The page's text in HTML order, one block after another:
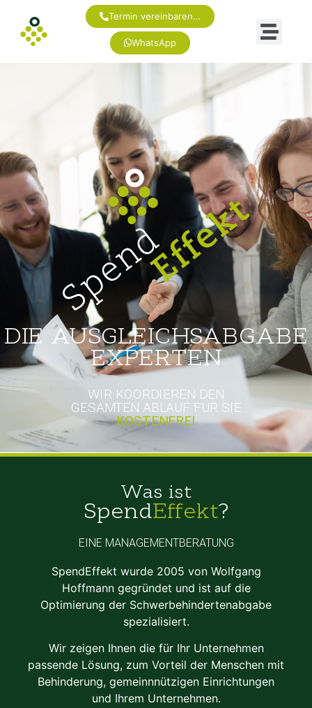
Termin vereinbaren…
WhatsApp
DIE AUSGLEICHSABGABE
EXPERTEN
WIR KOORDIEREN DEN
GESAMTEN ABLAUF FÜR SIE
KOSTENFREI
Was ist
SpendEffekt?
EINE MANAGEMENTBERATUNG
SpendEffekt wurde 2005 von Wolfgang
Hoffmann gegründet und ist auf die
Optimierung der Schwerbehindertenabgabe
spezialisiert.
Wir zeigen Ihnen die für Ihr Unternehmen
passende Lösung, zum Vorteil der Menschen mit
Behinderung, gemeinnnützigen Einrichtungen
und Ihrem Unternehmen.